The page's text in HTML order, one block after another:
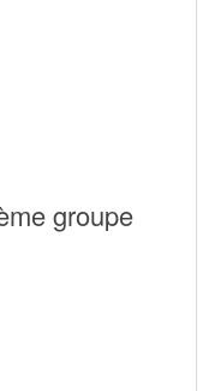
groupe